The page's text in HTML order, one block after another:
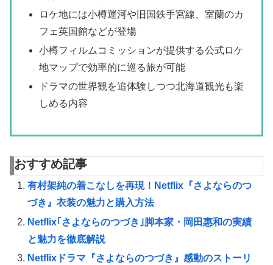
ロケ地には小樽運河や旧国鉄手宮線、室蘭のカ
フェ英国館などが登場
小樽フィルムコミッションが提供する公式ロケ
地マップで効率的に巡る旅が可能
ドラマの世界観を追体験しつつ北海道観光も楽
しめる内容
おすすめ記事
有村架純の着こなしを再現！Netflix『さよならのつ
づき』衣装の魅力と購入方法
Netflix｢さよならのつづき｣脚本家・岡田惠和の実績
と魅力を徹底解説
Netflixドラマ『さよならのつづき』感動のストーリ